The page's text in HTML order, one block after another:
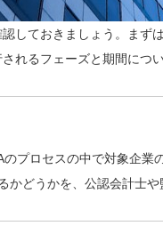
しておきましょう。まず
れるフェーズと期間につ
プロセスの中で対象企業
かどうかを、公認会計士や